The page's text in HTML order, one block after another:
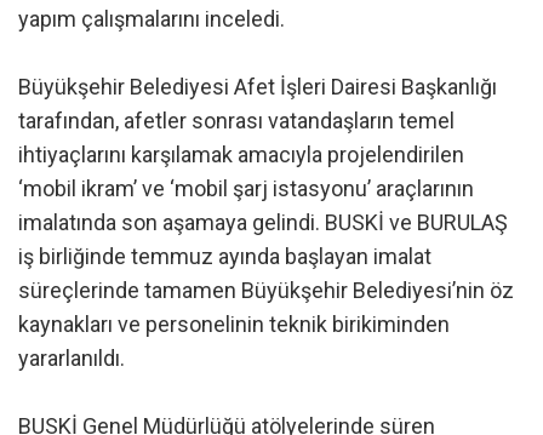
yapım çalışmalarını inceledi.
Büyükşehir Belediyesi Afet İşleri Dairesi Başkanlığı
tarafından, afetler sonrası vatandaşların temel
ihtiyaçlarını karşılamak amacıyla projelendirilen
‘mobil ikram’ ve ‘mobil şarj istasyonu’ araçlarının
imalatında son aşamaya gelindi. BUSKİ ve BURULAŞ
iş birliğinde temmuz ayında başlayan imalat
süreçlerinde tamamen Büyükşehir Belediyesi’nin öz
kaynakları ve personelinin teknik birikiminden
yararlanıldı.
BUSKİ Genel Müdürlüğü atölyelerinde süren